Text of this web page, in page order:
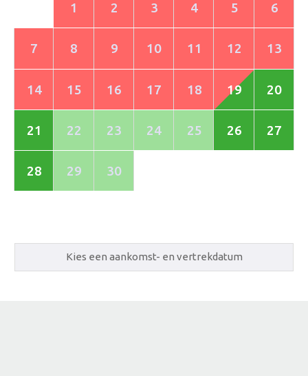
1 2 3 4 5 6
7 8 9 10 11 12 13
14 15 16 17 18 19 20
21 22 23 24 25 26 27
28 29 30